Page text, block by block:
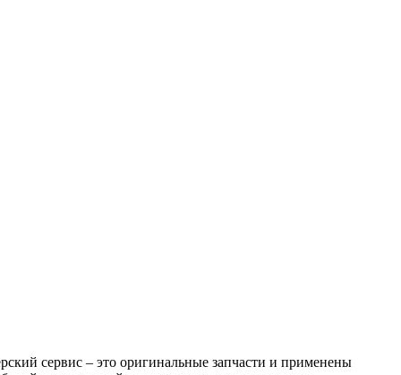
сервис – это оригинальные запчасти и применены